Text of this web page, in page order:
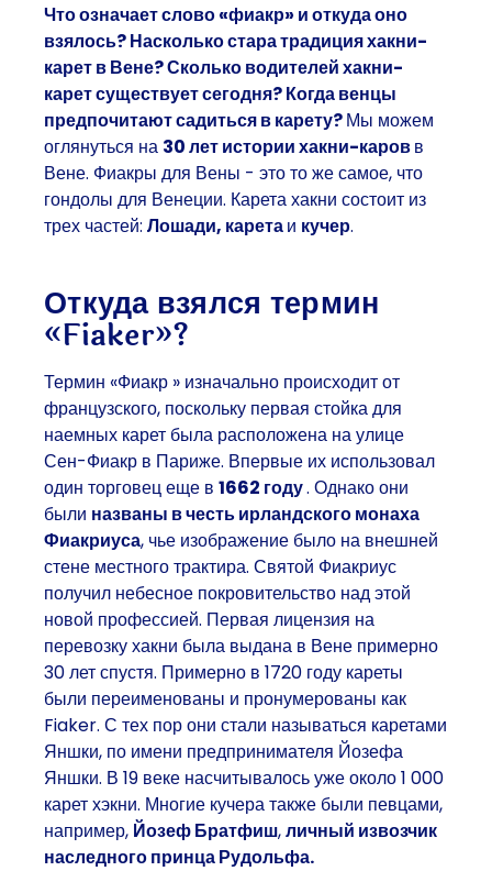
Что означает слово «фиакр» и откуда оно
взялось? Насколько стара традиция хакни-
карет в Вене? Сколько водителей хакни-
карет существует сегодня? Когда венцы
предпочитают садиться в карету?Мы можем
оглянуться на 30 лет истории хакни-каровв
Вене. Фиакры для Вены - это то же самое, что
гондолы для Венеции. Карета хакни состоит из
трех частей: Лошади, каретаи кучер.
Откуда взялся термин
«Fiaker»?
Термин «Фиакр » изначально происходит от
французского, поскольку первая стойкадля
наемных карет была расположена наулице
Сен-Фиакр в Париже. Впервые их использовал
один торговец еще в 1662 году. Однако они
были названы в честьирландского монаха
Фиакриуса, чье изображение было на внешней
стене местного трактира. Святой Фиакриус
получил небесное покровительство над этой
новой профессией. Первая лицензия на
перевозку хакни была выдана в Вене примерно
30 лет спустя. Примерно в 1720 году кареты
были переименованы и пронумерованы как
Fiaker. С тех пор они стали называться каретами
Яншки, по имени предпринимателя Йозефа
Яншки. В 19 веке насчитывалось уже около1 000
карет хэкни. Многие кучера также были певцами,
например, Йозеф Братфиш,личный извозчик
наследного принца Рудольфа.